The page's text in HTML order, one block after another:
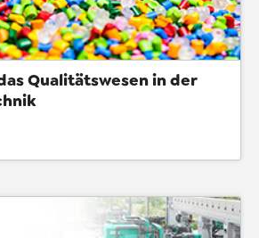
Qualitätswesen in der